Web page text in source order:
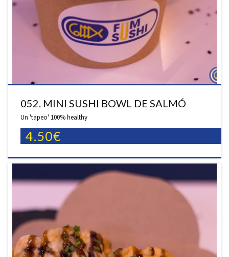
052. MINI SUSHI BOWL DE SALMÓ
Un 'tapeo' 100% healthy
4.50€